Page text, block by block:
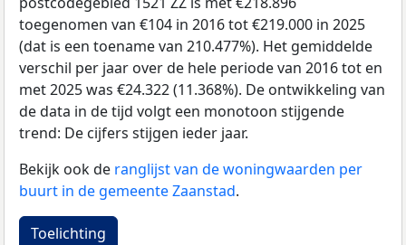
toegenomen van €104 in 2016 tot €219.000 in 2025
(dat is een toename van 210.477%). Het gemiddelde
verschil per jaar over de hele periode van 2016 tot en
met 2025 was €24.322 (11.368%). De ontwikkeling van
de data in de tijd volgt een monotoon stijgende
trend: De cijfers stijgen ieder jaar.
Bekijk ook de ranglijst van de woningwaarden per
buurt in de gemeente Zaanstad.
Toelichting